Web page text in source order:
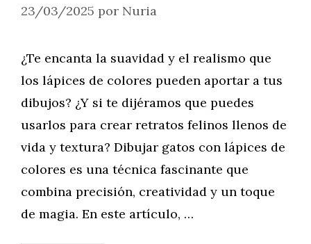
23/03/2025 por Nuria
¿Te encanta la suavidad y el realismo que
los lápices de colores pueden aportar a tus
dibujos? ¿Y si te dijéramos que puedes
usarlos para crear retratos felinos llenos de
vida y textura? Dibujar gatos con lápices de
colores es una técnica fascinante que
combina precisión, creatividad y un toque
de magia. En este artículo, …